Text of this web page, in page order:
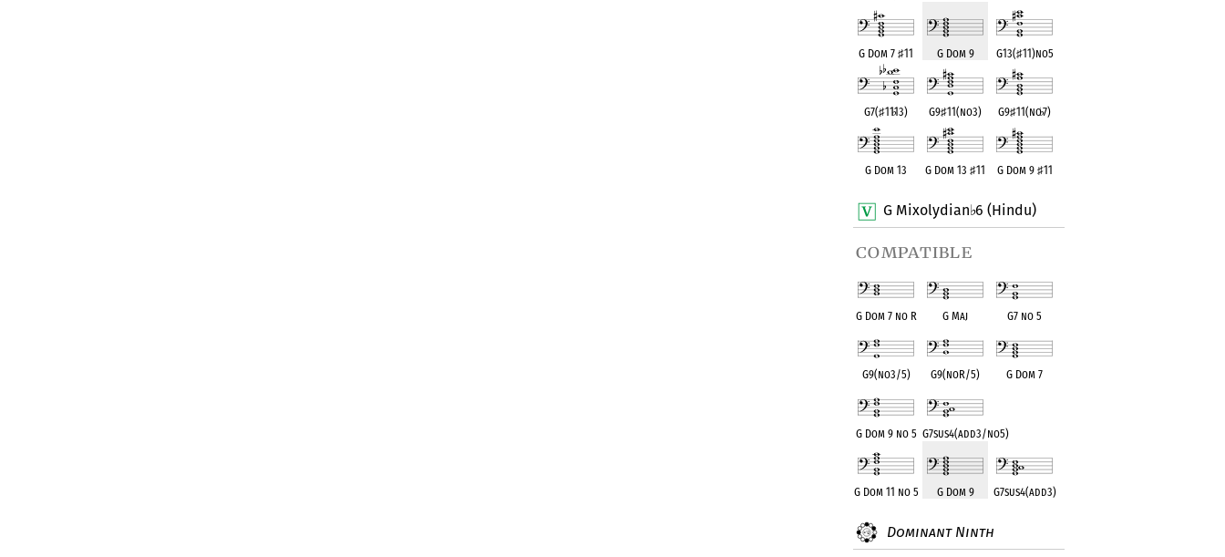
G Dom 7♯11 G Dom 9 G13(♯11)no5
G7(♯11♭13) G9♯11(no3) G9♯11(no♭7)
G Dom 13 G Dom 13♯11 G Dom 9 ♯11
G Mixolydian♭6 (Hindu)
compatible
G Dom 7 no R G Maj G7 no 5
G9(no3/5) G9(noR/5) G Dom 7
G Dom 9 no 5 G7sus4(add3/no5)
G Dom 11 no 5 G Dom 9 G7sus4(add3)
Dominant Ninth